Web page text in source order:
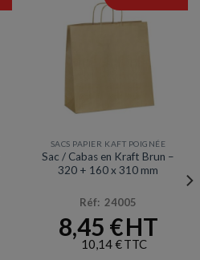
SACS PAPIER KAFT POIGNÉE
Sac / Cabas en Kraft Brun –
320 + 160 x 310 mm
Réf: 24005
8,45 €
10,14€